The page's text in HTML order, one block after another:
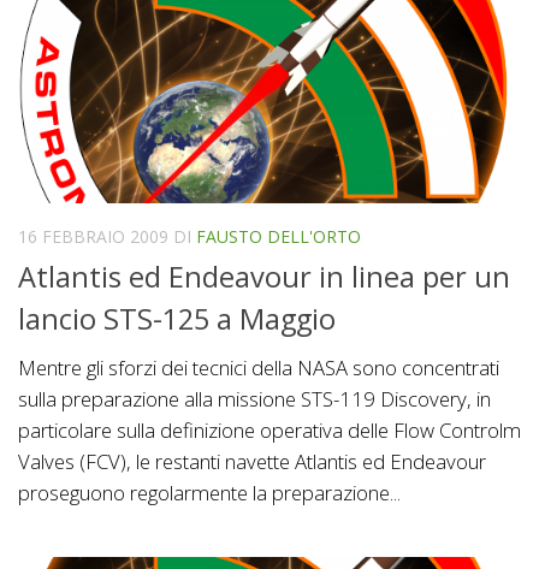
16 FEBBRAIO 2009 DI FAUSTO DELL'ORTO
Atlantis ed Endeavour in linea per un
lancio STS-125 a Maggio
Mentre gli sforzi dei tecnici della NASA sono concentrati
sulla preparazione alla missione STS-119 Discovery, in
particolare sulla definizione operativa delle Flow Controlm
Valves (FCV), le restanti navette Atlantis ed Endeavour
proseguono regolarmente la preparazione...